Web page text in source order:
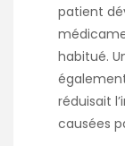
patient
habitué.
réduisait
causées